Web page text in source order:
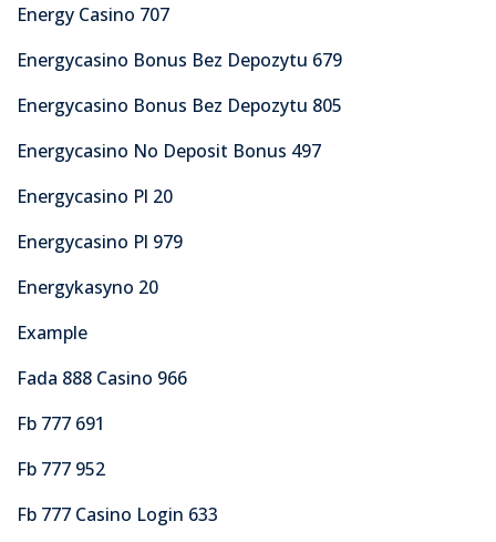
Energy Casino 707
Energycasino Bonus Bez Depozytu 679
Energycasino Bonus Bez Depozytu 805
Energycasino No Deposit Bonus 497
Energycasino Pl 20
Energycasino Pl 979
Energykasyno 20
Example
Fada 888 Casino 966
Fb 777 691
Fb 777 952
Fb 777 Casino Login 633